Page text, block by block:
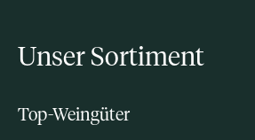
Unser Sortiment
Top-Weingüter